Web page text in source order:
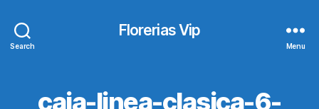
Search
Florerias Vip
Menu
caja-linea-clasica-6-